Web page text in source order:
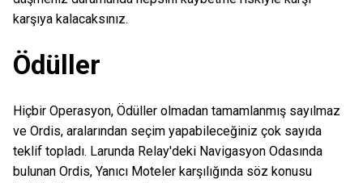
karşıya kalacaksınız.
Ödüller
Hiçbir Operasyon, Ödüller olmadan tamamlanmış sayılmaz
ve Ordis, aralarından seçim yapabileceğiniz çok sayıda
teklif topladı. Larunda Relay'deki Navigasyon Odasında
bulunan Ordis, Yanıcı Moteler karşılığında söz konusu